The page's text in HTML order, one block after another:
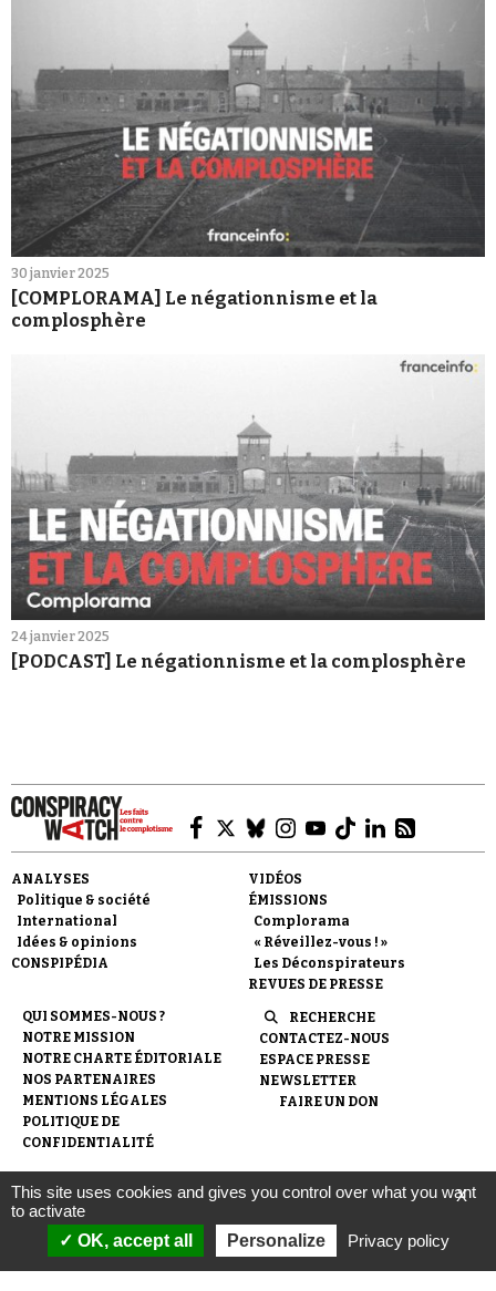
30 janvier 2025
[COMPLORAMA] Le négationnisme et la
complosphère
24 janvier 2025
[PODCAST] Le négationnisme et la complosphère
ANALYSES
Politique & société
International
Idées & opinions
CONSPIPÉDIA
VIDÉOS
ÉMISSIONS
Complorama
« Réveillez-vous ! »
Les Déconspirateurs
REVUES DE PRESSE
QUI SOMMES-NOUS ?
NOTRE MISSION
NOTRE CHARTE ÉDITORIALE
NOS PARTENAIRES
MENTIONS LÉGALES
POLITIQUE DE
CONFIDENTIALITÉ
RECHERCHE
CONTACTEZ-NOUS
ESPACE PRESSE
NEWSLETTER
FAIRE UN DON
© 2007- Conspiracy Watch
l'Observatoire du conspirationnisme (association loi de 1901) avec
le soutien de la Fondation pour la Mémoire de la Shoah.
X
This site uses cookies and gives you control over what you want
to activate
OK, accept all
Personalize Privacy policy